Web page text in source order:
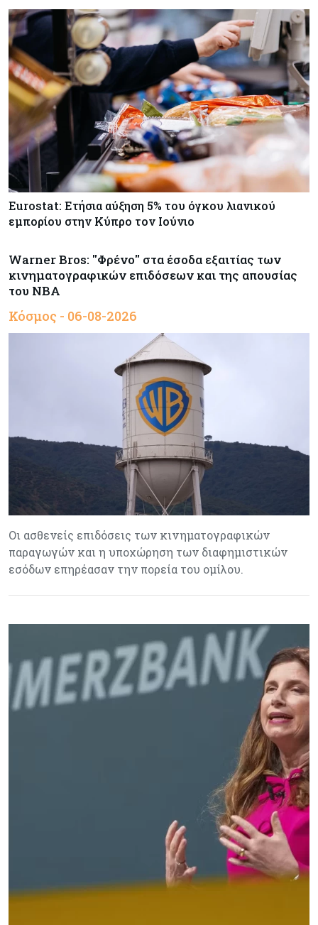
Eurostat: Ετήσια αύξηση 5% του όγκου λιανικού
εμπορίου στην Κύπρο τον Ιούνιο
Warner Bros: "Φρένο" στα έσοδα εξαιτίας των
κινηματογραφικών επιδόσεων και της απουσίας
του NBA
Κόσμος - 06-08-2026
Οι ασθενείς επιδόσεις των κινηματογραφικών
παραγωγών και η υποχώρηση των διαφημιστικών
εσόδων επηρέασαν την πορεία του ομίλου.